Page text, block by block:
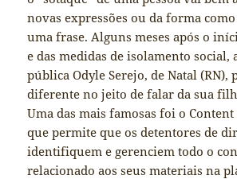
novas expressões ou da forma
uma frase. Alguns meses após o
e das medidas de isolamento social,
pública Odyle Serejo, de Natal (RN),
diferente no jeito de falar da sua
Uma das mais famosas foi o
que permite que os detentores de
identifiquem e gerenciem todo o
relacionado aos seus materiais na